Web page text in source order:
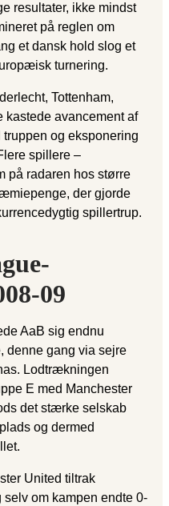
resultater, ikke mindst
på reglen om
et dansk hold slog et
turnering.
Tottenham,
kastede avancement af
og eksponering
spillere –
på radaren hos større
der gjorde
spillertrup.
09
AaB sig endnu
denne gang via sejre
Lodtrækningen
E med Manchester
det stærke selskab
og dermed
United tiltrak
om kampen endte 0-